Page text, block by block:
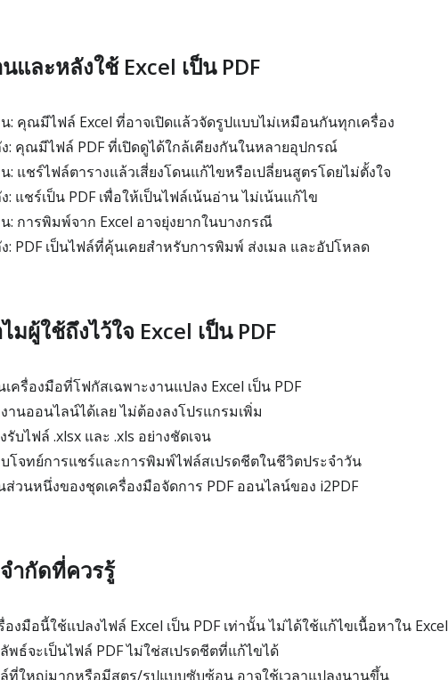
และหลังใช้ Excel เป็น PDF
: คุณมีไฟล์ Excel ที่อาจเปิดแล้วจัดรูปแบบไม่เหมือนกันทุกเครื่อง
: คุณมีไฟล์ PDF ที่เปิดดูได้ใกล้เคียงกันในหลายอุปกรณ์
: แชร์ไฟล์ตารางแล้วเสี่ยงโดนแก้ไขหรือเปลี่ยนสูตรโดยไม่ตั้งใจ
: แชร์เป็น PDF เพื่อให้เป็นไฟล์เน้นอ่าน ไม่เน้นแก้ไข
: การพิมพ์จาก Excel อาจยุ่งยากในบางกรณี
: PDF เป็นไฟล์ที่คุ้นเคยสำหรับการพิมพ์ ส่งเมล และอัปโหลด
มผู้ใช้ถึงไว้ใจ Excel เป็น PDF
เครื่องมือที่โฟกัสเฉพาะงานแปลง Excel เป็น PDF
านออนไลน์ได้เลย ไม่ต้องลงโปรแกรมเพิ่ม
รับไฟล์ .xlsx และ .xls อย่างชัดเจน
โจทย์การแชร์และการพิมพ์ไฟล์สเปรดชีตในชีวิตประจำวัน
ส่วนหนึ่งของชุดเครื่องมือจัดการ PDF ออนไลน์ของ i2PDF
ำกัดที่ควรรู้
องมือนี้ใช้แปลงไฟล์ Excel เป็น PDF เท่านั้น ไม่ได้ใช้แก้ไขเนื้อหาใน Excel
พธ์จะเป็นไฟล์ PDF ไม่ใช่สเปรดชีตที่แก้ไขได้
ที่ใหญ่มากหรือมีสูตร/รูปแบบซับซ้อน อาจใช้เวลาแปลงนานขึ้น